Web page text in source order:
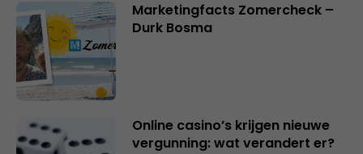
Marketingfacts Zomercheck –
Durk Bosma
Online casino’s krijgen nieuwe
vergunning: wat verandert er?